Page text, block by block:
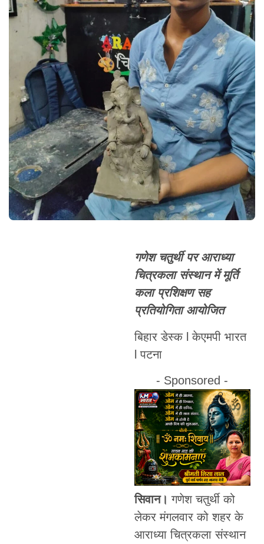
गणेश चतुर्थी पर आराध्या
चित्रकला संस्थान में मूर्ति
कला प्रशिक्षण सह
प्रतियोगिता आयोजित
बिहार डेस्क l केएमपी भारत
l पटना
- Sponsored -
सिवान। गणेश चतुर्थी को
लेकर मंगलवार को शहर के
आराध्या चित्रकला संस्थान